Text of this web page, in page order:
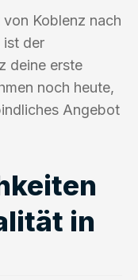
Koblenz nach
ist der
deine erste
noch heute,
Angebot
in